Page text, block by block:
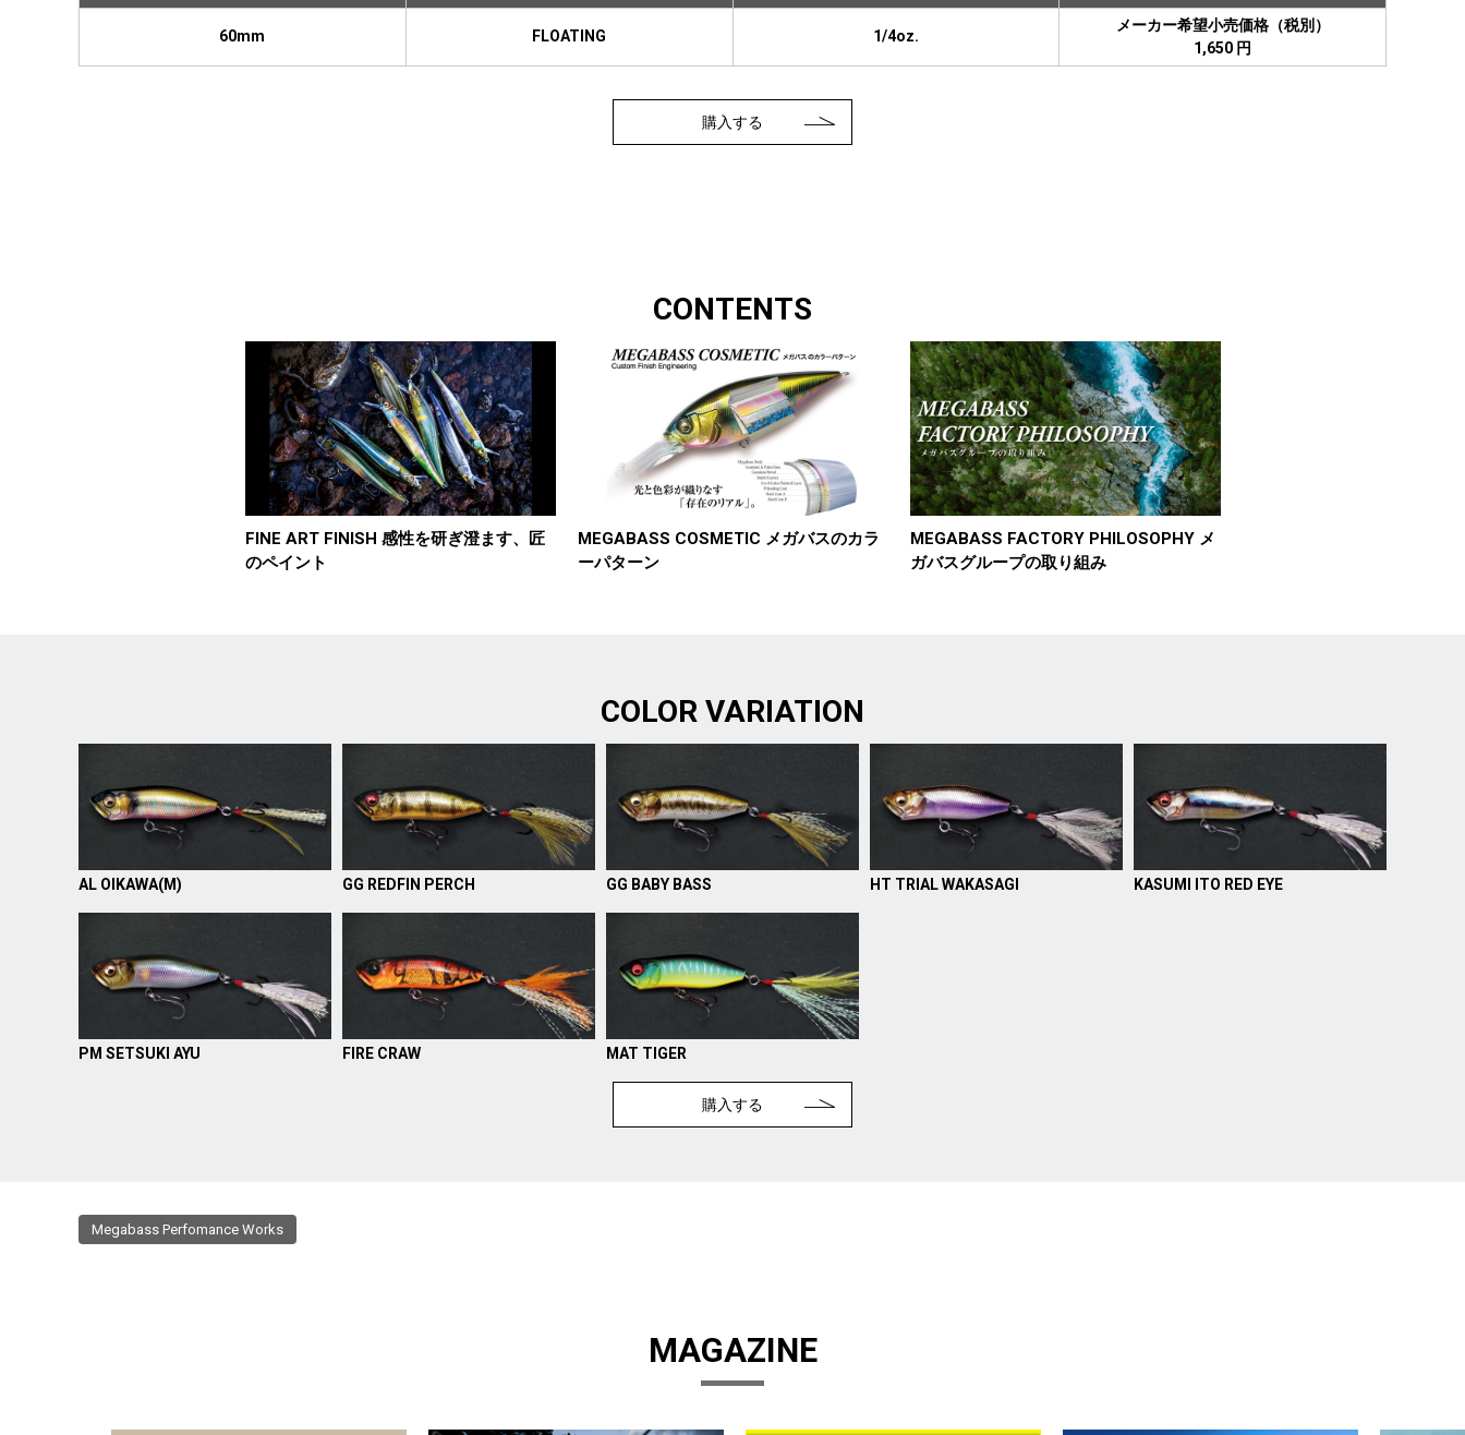
60mm FLOATING 1/4oz.
メーカー希望小売価格（税別）
1,650 円
購入する
CONTENTS
FINE ART FINISH 感性を研ぎ澄ます、匠
のペイント
MEGABASS COSMETIC メガバスのカラ
ーパターン
MEGABASS FACTORY PHILOSOPHY メ
ガバスグループの取り組み
COLOR VARIATION
AL OIKAWA(M) GG REDFIN PERCH GG BABY BASS HT TRIAL WAKASAGI KASUMI ITO RED EYE
PM SETSUKI AYU FIRE CRAW MAT TIGER
購入する
Megabass Perfomance Works
MAGAZINE